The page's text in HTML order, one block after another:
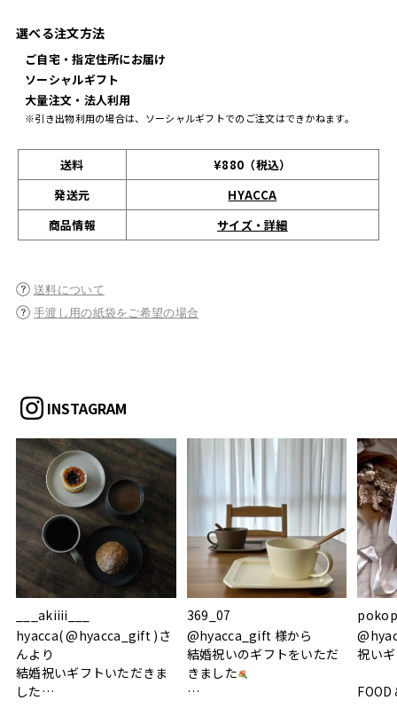
選べる注文方法
ご自宅・指定住所にお届け
ソーシャルギフト
大量注文・法人利用
※引き出物利用の場合は、ソーシャルギフトでのご注文はできかねます。
送料
¥880（税込）
発送元
HYACCA
商品情報
サイズ・詳細
送料について
手渡し用の紙袋をご希望の場合
INSTAGRAM
___akiiii___
hyacca( @hyacca_gift )さ
んより
結婚祝いギフトいただきま
した
369_07
@hyacca_gift 様から
結婚祝いのギフトをいただ
きました
祝い
FOOD